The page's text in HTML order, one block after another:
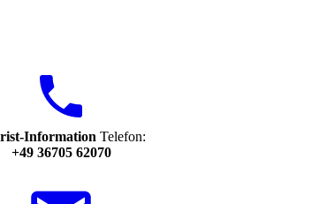
Information Telefon:
+49 36705 62070